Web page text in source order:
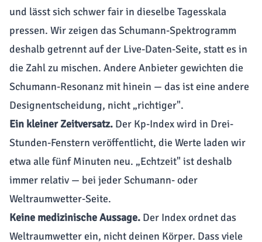
und lässt sich schwer fair in dieselbe Tagesskala
pressen. Wir zeigen dasSchumann-Spektrogramm
deshalb getrennt auf der Live-Daten-Seite, statt es in
die Zahl zu mischen. Andere Anbieter gewichten die
Schumann-Resonanz mit hinein — das ist eine andere
Designentscheidung, nicht „richtiger".
Ein kleiner Zeitversatz. Der Kp-Index wird in Drei-
Stunden-Fenstern veröffentlicht, die Werte laden wir
etwa alle fünf Minuten neu. „Echtzeit" ist deshalb
immer relativ — bei jeder Schumann- oder
Weltraumwetter-Seite.
Keine medizinische Aussage. Der Index ordnet das
Weltraumwetter ein, nicht deinen Körper. Dass viele